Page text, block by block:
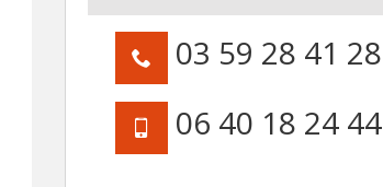
03 59 28 41 28
06 40 18 24 44